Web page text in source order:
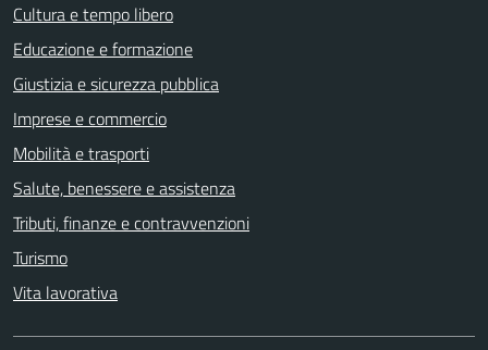
Cultura e tempo libero
Educazione e formazione
Giustizia e sicurezza pubblica
Imprese e commercio
Mobilità e trasporti
Salute, benessere e assistenza
Tributi, finanze e contravvenzioni
Turismo
Vita lavorativa